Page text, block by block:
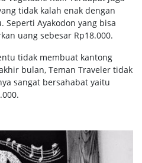
tidak kalah enak dengan
Seperti Ayakodon yang bisa
uang sebesar Rp18.000.
tidak membuat kantong
bulan, Teman Traveler tidak
sangat bersahabat yaitu